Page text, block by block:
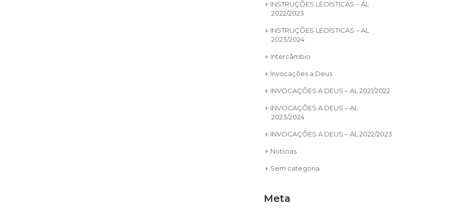
INSTRUÇÕES LEOÍSTICAS – AL
2022/2023
INSTRUÇÕES LEOÍSTICAS – AL
2023/2024
Intercâmbio
Invocações a Deus
INVOCAÇÕES A DEUS – AL 2021/2022
INVOCAÇÕES A DEUS – AL
2023/2024
INVOCAÇÕES A DEUS – AL 2022/2023
Notícias
Sem categoria
Meta